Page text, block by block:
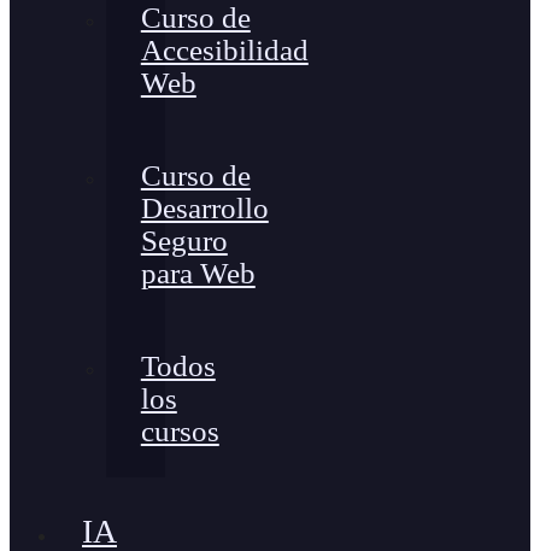
Curso de
Accesibilidad
Web
Curso de
Desarrollo
Seguro
para Web
Todos
los
cursos
IA